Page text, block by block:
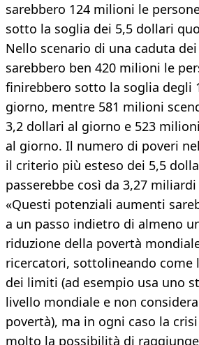
sarebbero 124 milioni le
sotto la soglia dei 5,5 dollari
Nello scenario di una caduta
sarebbero ben 420 milioni le
finirebbero sotto la soglia degli
giorno, mentre 581 milioni
3,2 dollari al giorno e 523
al giorno. Il numero di poveri
il criterio più esteso dei 5,5
passerebbe così da 3,27
«Questi potenziali aumenti
a un passo indietro di almeno
riduzione della povertà
ricercatori, sottolineando come
dei limiti (ad esempio usa uno
livello mondiale e non
povertà), ma in ogni caso la
molto la possibilità di